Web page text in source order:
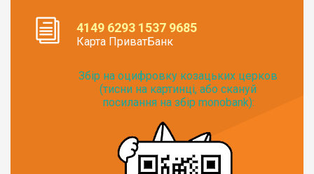
4149 6293 1537 9685
Карта ПриватБанк
Збір на оцифровку козацьких церков
(тисни на картинці, або скануй
посилання на збір monobank):